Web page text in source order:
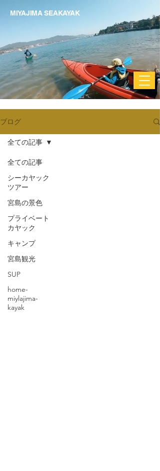
MIYAJIMA SEAKAYAK
ブログ
全ての記事
シーカヤック
ツアー
宮島の景色
プライベート
カヤック
キャンプ
宮島観光
SUP
home-
miylajima-
kayak
全ての記事